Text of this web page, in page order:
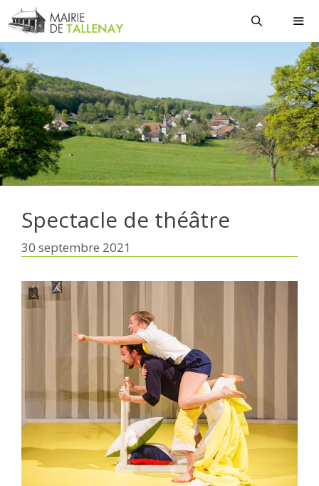
Aller
au
contenu
Spectacle de théâtre
30 septembre 2021